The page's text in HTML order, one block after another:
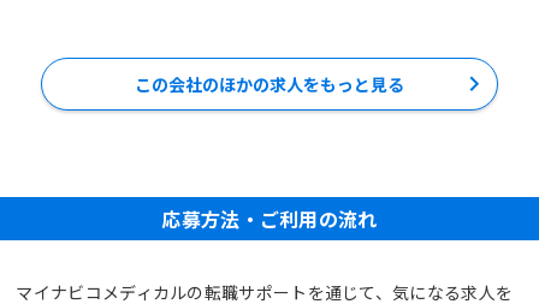
この会社のほかの求人をもっと見る
応募方法・ご利用の流れ
マイナビコメディカルの転職サポートを通じて、気になる求人を